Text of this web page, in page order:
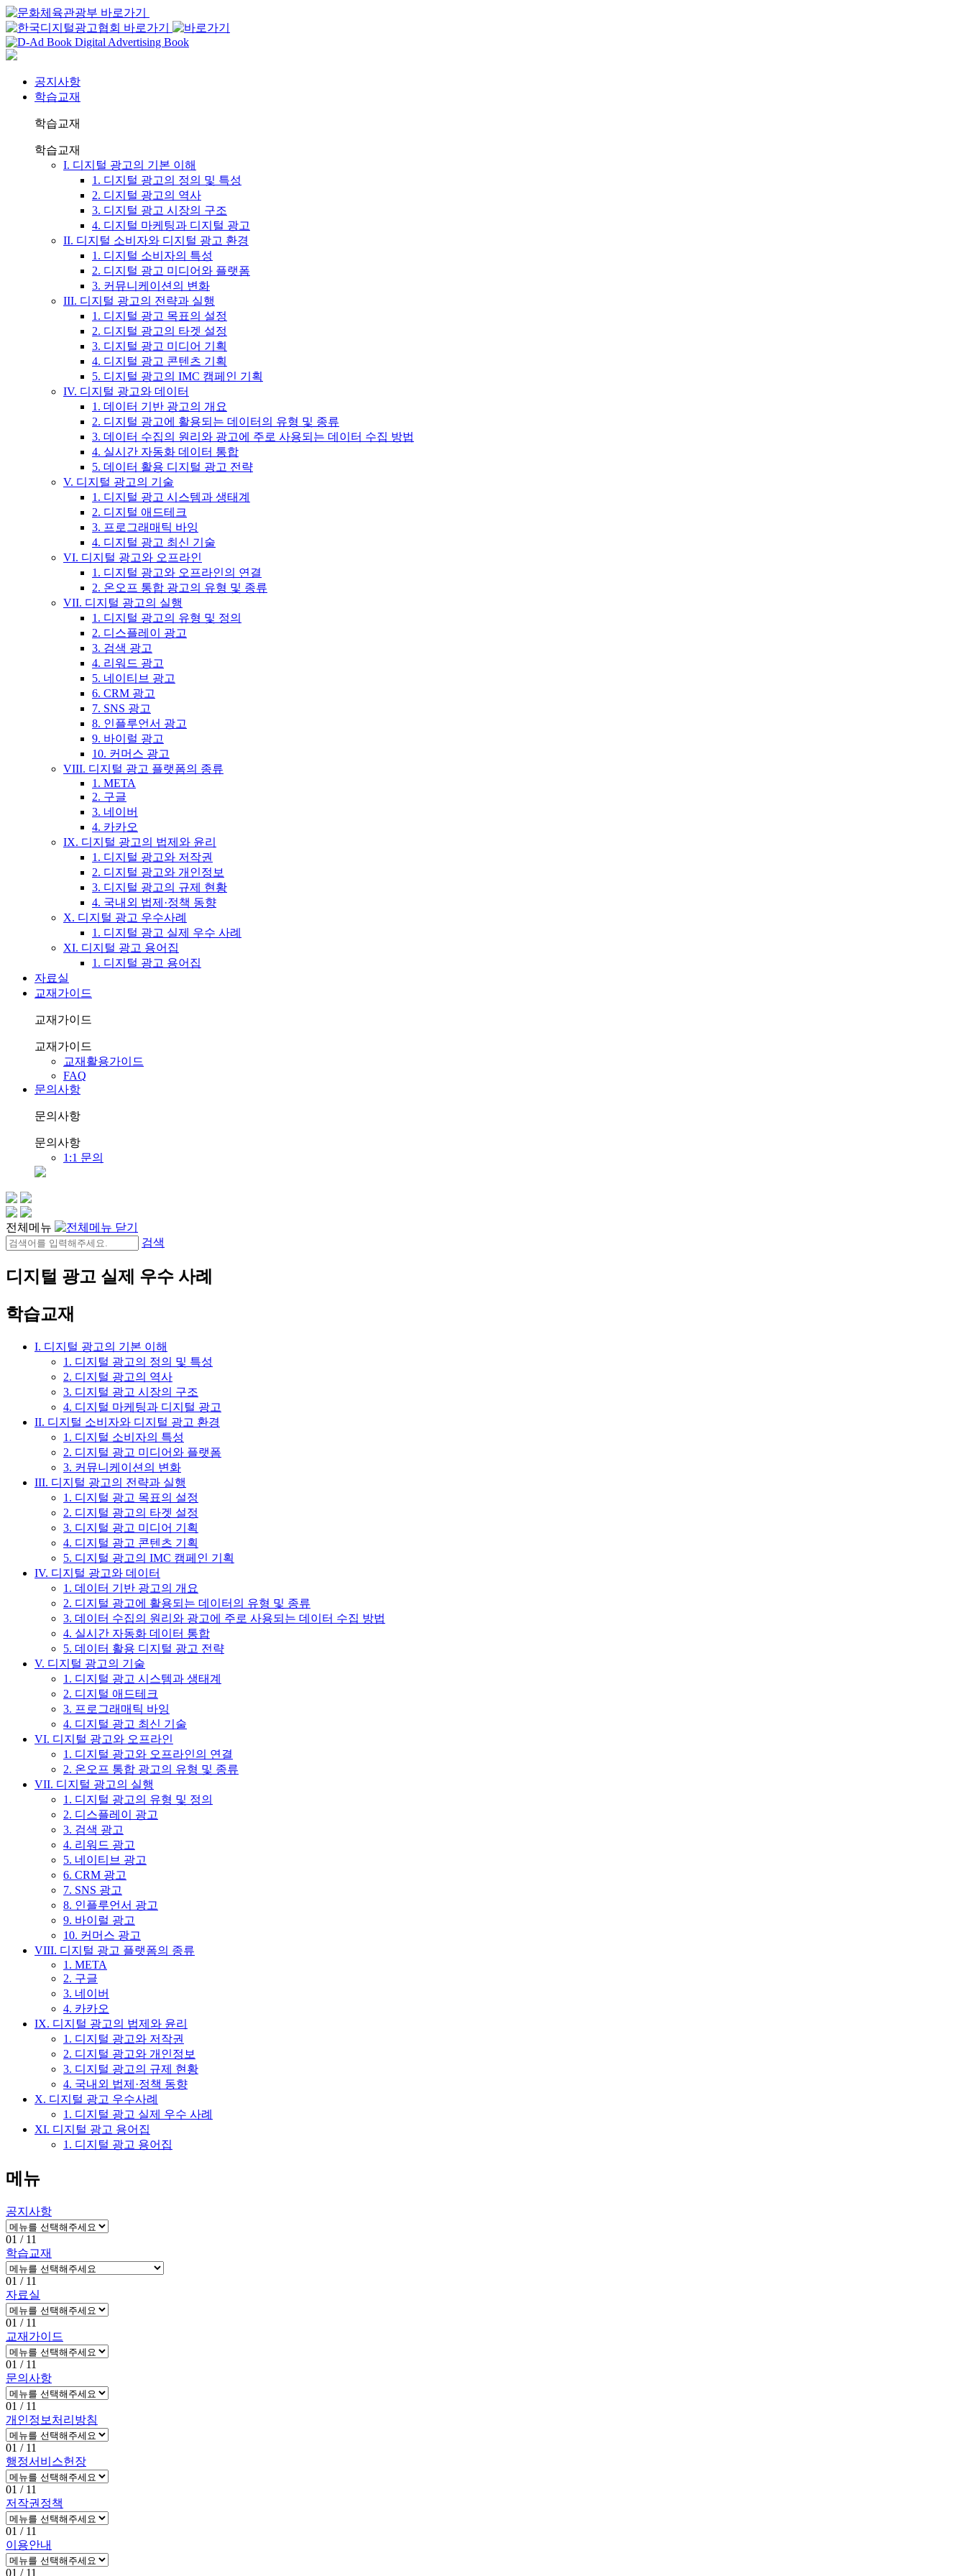
공지사항
학습교재
학습교재
학습교재
I. 디지털 광고의 기본 이해
1. 디지털 광고의 정의 및 특성
2. 디지털 광고의 역사
3. 디지털 광고 시장의 구조
4. 디지털 마케팅과 디지털 광고
II. 디지털 소비자와 디지털 광고 환경
1. 디지털 소비자의 특성
2. 디지털 광고 미디어와 플랫폼
3. 커뮤니케이션의 변화
III. 디지털 광고의 전략과 실행
1. 디지털 광고 목표의 설정
2. 디지털 광고의 타겟 설정
3. 디지털 광고 미디어 기획
4. 디지털 광고 콘텐츠 기획
5. 디지털 광고의 IMC 캠페인 기획
IV. 디지털 광고와 데이터
1. 데이터 기반 광고의 개요
2. 디지털 광고에 활용되는 데이터의 유형 및 종류
3. 데이터 수집의 원리와 광고에 주로 사용되는 데이터 수집 방법
4. 실시간 자동화 데이터 통합
5. 데이터 활용 디지털 광고 전략
V. 디지털 광고의 기술
1. 디지털 광고 시스템과 생태계
2. 디지털 애드테크
3. 프로그래매틱 바잉
4. 디지털 광고 최신 기술
VI. 디지털 광고와 오프라인
1. 디지털 광고와 오프라인의 연결
2. 온오프 통합 광고의 유형 및 종류
VII. 디지털 광고의 실행
1. 디지털 광고의 유형 및 정의
2. 디스플레이 광고
3. 검색 광고
4. 리워드 광고
5. 네이티브 광고
6. CRM 광고
7. SNS 광고
8. 인플루언서 광고
9. 바이럴 광고
10. 커머스 광고
VIII. 디지털 광고 플랫폼의 종류
1. META
2. 구글
3. 네이버
4. 카카오
IX. 디지털 광고의 법제와 윤리
1. 디지털 광고와 저작권
2. 디지털 광고와 개인정보
3. 디지털 광고의 규제 현황
4. 국내외 법제·정책 동향
X. 디지털 광고 우수사례
1. 디지털 광고 실제 우수 사례
XI. 디지털 광고 용어집
1. 디지털 광고 용어집
자료실
교재가이드
교재가이드
교재가이드
교재활용가이드
FAQ
문의사항
문의사항
문의사항
1:1 문의
전체메뉴
검색
디지털 광고 실제 우수 사례
학습교재
I. 디지털 광고의 기본 이해
1. 디지털 광고의 정의 및 특성
2. 디지털 광고의 역사
3. 디지털 광고 시장의 구조
4. 디지털 마케팅과 디지털 광고
II. 디지털 소비자와 디지털 광고 환경
1. 디지털 소비자의 특성
2. 디지털 광고 미디어와 플랫폼
3. 커뮤니케이션의 변화
III. 디지털 광고의 전략과 실행
1. 디지털 광고 목표의 설정
2. 디지털 광고의 타겟 설정
3. 디지털 광고 미디어 기획
4. 디지털 광고 콘텐츠 기획
5. 디지털 광고의 IMC 캠페인 기획
IV. 디지털 광고와 데이터
1. 데이터 기반 광고의 개요
2. 디지털 광고에 활용되는 데이터의 유형 및 종류
3. 데이터 수집의 원리와 광고에 주로 사용되는 데이터 수집 방법
4. 실시간 자동화 데이터 통합
5. 데이터 활용 디지털 광고 전략
V. 디지털 광고의 기술
1. 디지털 광고 시스템과 생태계
2. 디지털 애드테크
3. 프로그래매틱 바잉
4. 디지털 광고 최신 기술
VI. 디지털 광고와 오프라인
1. 디지털 광고와 오프라인의 연결
2. 온오프 통합 광고의 유형 및 종류
VII. 디지털 광고의 실행
1. 디지털 광고의 유형 및 정의
2. 디스플레이 광고
3. 검색 광고
4. 리워드 광고
5. 네이티브 광고
6. CRM 광고
7. SNS 광고
8. 인플루언서 광고
9. 바이럴 광고
10. 커머스 광고
VIII. 디지털 광고 플랫폼의 종류
1. META
2. 구글
3. 네이버
4. 카카오
IX. 디지털 광고의 법제와 윤리
1. 디지털 광고와 저작권
2. 디지털 광고와 개인정보
3. 디지털 광고의 규제 현황
4. 국내외 법제·정책 동향
X. 디지털 광고 우수사례
1. 디지털 광고 실제 우수 사례
XI. 디지털 광고 용어집
1. 디지털 광고 용어집
메뉴
공지사항
01 / 11
학습교재
01 / 11
자료실
01 / 11
교재가이드
01 / 11
문의사항
01 / 11
개인정보처리방침
01 / 11
행정서비스헌장
01 / 11
저작권정책
01 / 11
이용안내
01 / 11